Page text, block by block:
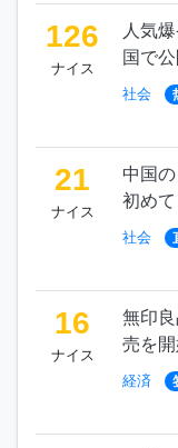
126
ナイス
人気
国で公
社会
21
ナイス
中国
初め
社会
16
ナイス
無印
売を
経済